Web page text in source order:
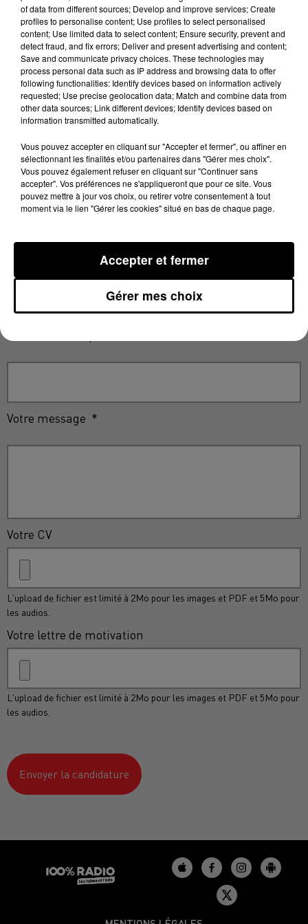
des enjeux en urbanisme et aménagement du
territoire
Postulez à l'offre : Directeur (trice) du
Développement Territorial - Poste ouvert
titulaire ou contractuel - Catégorie B
Votre nom*
Votre message *
Votre CV
L'upload de fichier est limité à 2Mo pour les images et PDF et 5Mo pour
les audios.
Votre lettre de motivation
L'upload de fichier est limité à 2Mo pour les images et PDF et 5Mo pour
les audios.
Envoyer la candidature
of data from different sources; Develop and improve services; Create
profiles to personalise content; Use profiles to select personalised
content; Use limited data to select content; Ensure security, prevent and
detect fraud, and fix errors; Deliver and present advertising and content;
Save and communicate privacy choices. These technologies may
process personal data such as IP address and browsing data to offer
following functionalities: Identify devices based on information actively
requested; Use precise geolocation data; Match and combine data from
other data sources; Link different devices; Identify devices based on
information transmitted automatically.
Vous pouvez accepter en cliquant sur "Accepter et fermer", ou affiner en
sélectionnant les finalités et/ou partenaires dans "Gérer mes choix".
Vous pouvez également refuser en cliquant sur "Continuer sans
accepter". Vos préférences ne s'appliqueront que pour ce site. Vous
pouvez mettre à jour vos choix, ou retirer votre consentement à tout
moment via le lien "Gérer les cookies" situé en bas de chaque page.
Gérer mes choix
Accepter et fermer